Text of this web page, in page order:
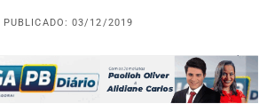
PUBLICADO: 03/12/2019